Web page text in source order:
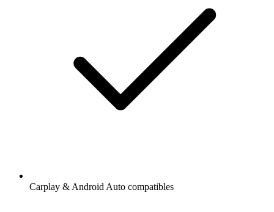
Carplay & Android Auto compatibles